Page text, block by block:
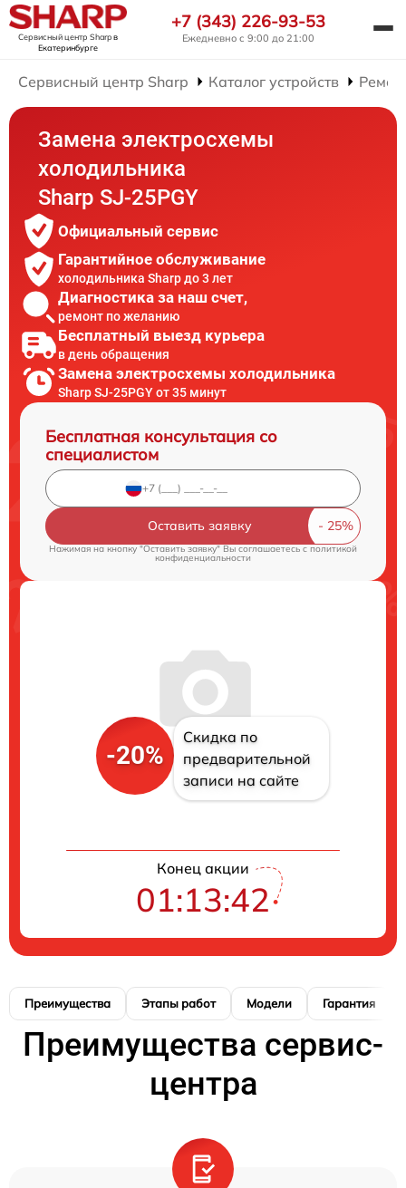
Сервисный центр Sharpв
Екатеринбурге
+7 (343) 226-93-53
Ежедневно с 9:00 до 21:00
Сервисный центр Sharp Каталог устройств
Замена электросхемы
холодильника
Sharp SJ-25PGY
Официальный сервис
Гарантийное обслуживание
холодильника Sharp до 3 лет
Диагностика за наш счет,
ремонт по желанию
Бесплатный выезд курьера
в день обращения
Замена электросхемы холодильника
Sharp SJ-25PGY от 35 минут
Бесплатная консультация со
специалистом
Оставить заявку
Нажимая на кнопку "Оставить заявку" Вы соглашаетесь cполитикой
конфиденциальности
-20%
Скидка по
предварительной
записи на сайте
Конец акции
01:13:42
Преимущества Этапы работ Модели Гарантия
Преимущества сервис-
центра